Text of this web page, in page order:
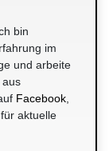
bin
im
und arbeite
aus
Facebook
für aktuelle